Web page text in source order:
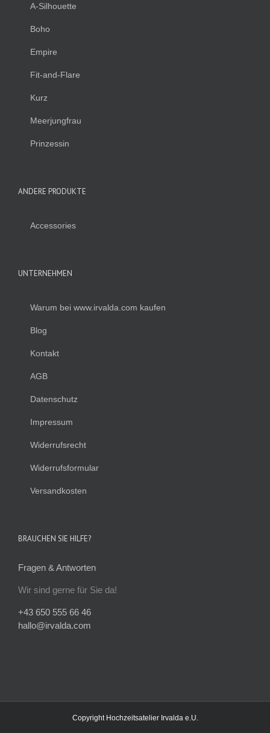
A-Silhouette
Boho
Empire
Fit-and-Flare
Kurz
Meerjungfrau
Prinzessin
ANDERE PRODUKTE
Accessories
UNTERNEHMEN
Warum bei www.irvalda.com kaufen
Blog
Kontakt
AGB
Datenschutz
Impressum
Widerrufsrecht
Widerrufsformular
Versandkosten
BRAUCHEN SIE HILFE?
Fragen & Antworten
Wir sind gerne für Sie da!
+43 650 555 66 46
hallo@irvalda.com
Copyright Hochzeitsatelier Irvalda e.U.